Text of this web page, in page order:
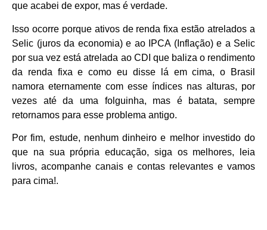
que acabei de expor, mas é verdade.
Isso ocorre porque ativos de renda fixa estão atrelados a
Selic (juros da economia) e ao IPCA (Inflação) e a Selic
por sua vez está atrelada ao CDI que baliza o rendimento
da renda fixa e como eu disse lá em cima, o Brasil
namora eternamente com esse índices nas alturas, por
vezes até da uma folguinha, mas é batata, sempre
retornamos para esse problema antigo.
Por fim, estude, nenhum dinheiro e melhor investido do
que na sua própria educação, siga os melhores, leia
livros, acompanhe canais e contas relevantes e vamos
para cima!.